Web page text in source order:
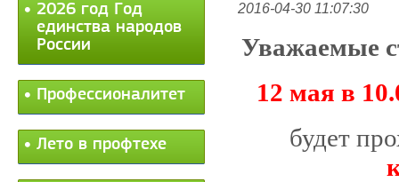
2026 год Год
единства народов
России
Профессионалитет
Лето в профтехе
2016-04-30 11:07:30
Уважаемые
12 мая в
будет